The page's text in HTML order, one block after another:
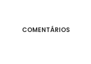
COMENTÁRIOS